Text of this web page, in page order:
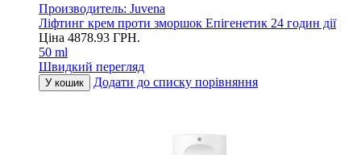
Производитель: Juvena
Ліфтинг крем проти зморшок Епігенетик 24 годин дії
Ціна 4878.93 ГРН.
50 ml
Швидкий перегляд
У кошик Додати до списку порівняння